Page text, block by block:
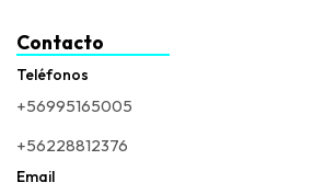
Contacto
Teléfonos
+56995165005
+56228812376
Email